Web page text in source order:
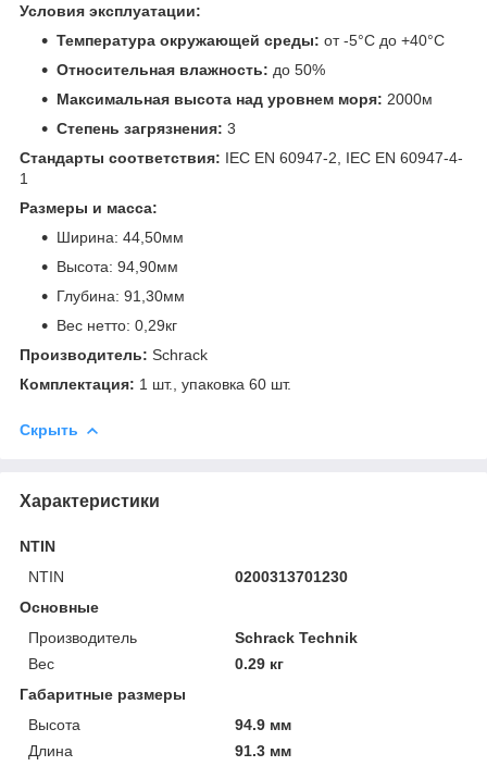
Условия эксплуатации:
Температура окружающей среды: от -5°C до +40°C
Относительная влажность: до 50%
Максимальная высота над уровнем моря: 2000м
Степень загрязнения: 3
Стандарты соответствия: IEC EN 60947-2, IEC EN 60947-4-
1
Размеры и масса:
Ширина: 44,50мм
Высота: 94,90мм
Глубина: 91,30мм
Вес нетто: 0,29кг
Производитель: Schrack
Комплектация: 1 шт., упаковка 60 шт.
Скрыть
Характеристики
NTIN
NTIN
0200313701230
Основные
Производитель
Schrack Technik
Вес
0.29 кг
Габаритные размеры
Высота
94.9 мм
Длина
91.3 мм